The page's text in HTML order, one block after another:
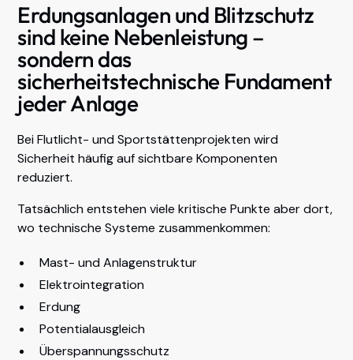
Erdungsanlagen und Blitzschutz
sind keine Nebenleistung –
sondern das
sicherheitstechnische Fundament
jeder Anlage
Bei Flutlicht- und Sportstättenprojekten wird
Sicherheit häufig auf sichtbare Komponenten
reduziert.
Tatsächlich entstehen viele kritische Punkte aber dort,
wo technische Systeme zusammenkommen:
Mast- und Anlagenstruktur
Elektrointegration
Erdung
Potentialausgleich
Überspannungsschutz